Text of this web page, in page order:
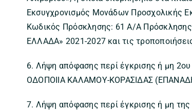
Εκσυγχρονισμός Μονάδων Προσχολικής
Κωδικός Πρόσκλησης: 61 Α/Α
ΕΛΛΑΔΑ» 2021-2027 και τις
6. Λήψη απόφασης περί έγκρισης ή μη
ΟΔΟΠΟΙΙΑ ΚΑΛΑΜΟΥ-ΚΟΡΑΣΙΔΑΣ
7. Λήψη απόφασης περί έγκρισης ή μη